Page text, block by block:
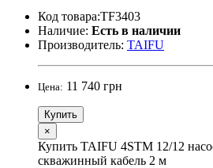
Код товара:TF3403
Наличие: Есть в наличии
Производитель: TAIFU
Цена: 11 740 грн
Купить
×
Купить TAIFU 4STM 12/12
скважинный кабель 2 м